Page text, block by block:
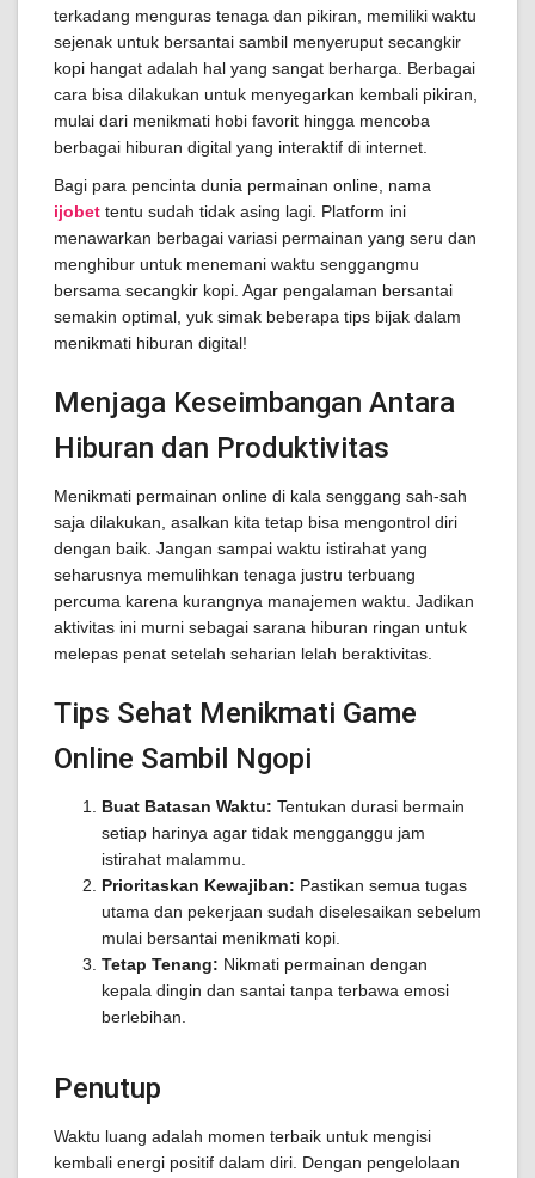
terkadang menguras tenaga dan pikiran, memiliki waktu
sejenak untuk bersantai sambil menyeruput secangkir
kopi hangat adalah hal yang sangat berharga. Berbagai
cara bisa dilakukan untuk menyegarkan kembali pikiran,
mulai dari menikmati hobi favorit hingga mencoba
berbagai hiburan digital yang interaktif di internet.
Bagi para pencinta dunia permainan online, nama
ijobet tentu sudah tidak asing lagi. Platform ini
menawarkan berbagai variasi permainan yang seru dan
menghibur untuk menemani waktu senggangmu
bersama secangkir kopi. Agar pengalaman bersantai
semakin optimal, yuk simak beberapa tips bijak dalam
menikmati hiburan digital!
Menjaga Keseimbangan Antara
Hiburan dan Produktivitas
Menikmati permainan online di kala senggang sah-sah
saja dilakukan, asalkan kita tetap bisa mengontrol diri
dengan baik. Jangan sampai waktu istirahat yang
seharusnya memulihkan tenaga justru terbuang
percuma karena kurangnya manajemen waktu. Jadikan
aktivitas ini murni sebagai sarana hiburan ringan untuk
melepas penat setelah seharian lelah beraktivitas.
Tips Sehat Menikmati Game
Online Sambil Ngopi
Buat Batasan Waktu: Tentukan durasi bermain
setiap harinya agar tidak mengganggu jam
istirahat malammu.
Prioritaskan Kewajiban: Pastikan semua tugas
utama dan pekerjaan sudah diselesaikan sebelum
mulai bersantai menikmati kopi.
Tetap Tenang: Nikmati permainan dengan
kepala dingin dan santai tanpa terbawa emosi
berlebihan.
Penutup
Waktu luang adalah momen terbaik untuk mengisi
kembali energi positif dalam diri. Dengan pengelolaan